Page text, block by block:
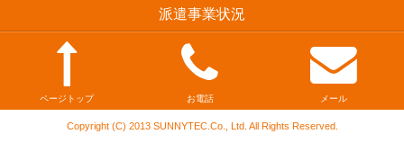
派遣事業状況
ページトップ お電話 メール
Copyright (C) 2013 SUNNYTEC.Co., Ltd. All Rights Reserved.